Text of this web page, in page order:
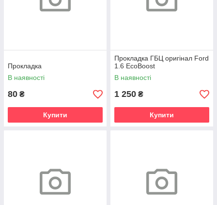
Прокладка
В наявності
80 ₴
Купити
Прокладка ГБЦ оригінал Ford
1.6 EcoBoost
В наявності
1 250 ₴
Купити